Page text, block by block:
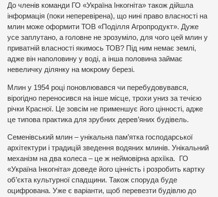
До членів команди ГО «Україна Інкогніта» також дійшла
інформація (поки неперевірена), що нині право власності на
млин може оформити ТОВ «Поділля Агропродукт». Дуже
усе заплутано, а головне не зрозуміло, для чого цей млин у
приватній власності якимось ТОВ? Під ним немає землі,
адже він наполовину у воді, а інша половина займає
невеличку ділянку на мокрому березі.
Млин у 1954 році поновлювався чи перебудовувався,
вірогідно переносився на інше місце, трохи униз за течією
річки Красної. Це зовсім не применшує його цінності, адже
це типова практика для зрубних дерев’яних будівель.
Семенівський млин – унікальна пам’ятка господарської
архітектури і традицій зведення водяних млинів. Унікальний
механізм на два колеса – це ж неймовірна архіїка. ГО
«Україна Інкогніта» доведе його цінність і розробить картку
об’єкта культурної спадщини. Також споруда буде
оцифрована. Уже є варіанти, щоб перевезти будівлю до